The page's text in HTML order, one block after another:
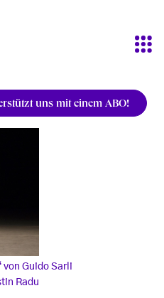
uns mit einem ABO!
von Guido Sarli
Radu